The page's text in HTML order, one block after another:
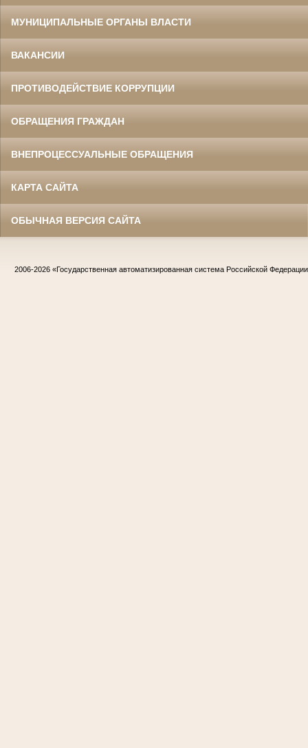
МУНИЦИПАЛЬНЫЕ ОРГАНЫ ВЛАСТИ
ВАКАНСИИ
ПРОТИВОДЕЙСТВИЕ КОРРУПЦИИ
ОБРАЩЕНИЯ ГРАЖДАН
ВНЕПРОЦЕССУАЛЬНЫЕ ОБРАЩЕНИЯ
КАРТА САЙТА
ОБЫЧНАЯ ВЕРСИЯ САЙТА
2006-2026 «Государственная автоматизированная система Российской